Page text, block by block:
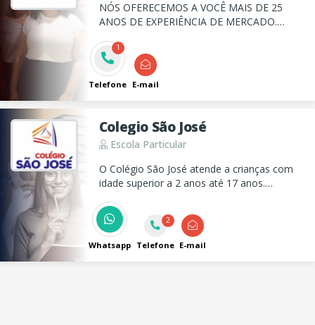
NÓS OFERECEMOS A VOCÊ MAIS DE 25
ANOS DE EXPERIÊNCIA DE MERCADO.
melhores preços e soluções de alta
qualidade para te ajudar. VOCÊ ESTARÁ EM
BOAS MÃO!
1
Telefone E-mail
Colegio São José
Escola Particular
O Colégio São José atende a crianças com
idade superior a 2 anos até 17 anos.
Ensino Médio em Taubaté.
Whatsapp
2
Telefone E-mail